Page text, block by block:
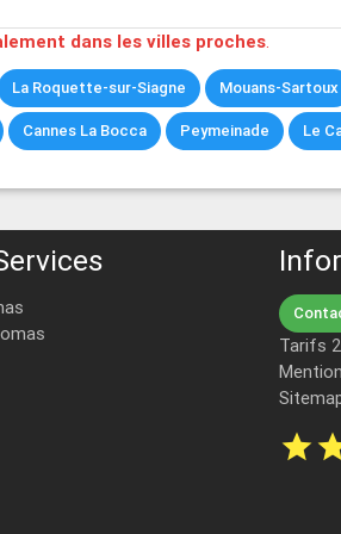
dans les villes proches
La Roquette-sur-Siagne Mouans-Sartoux
Cannes La Bocca Peymeinade Le
Tarifs
star